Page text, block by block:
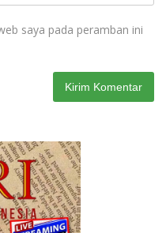
saya pada peramban ini